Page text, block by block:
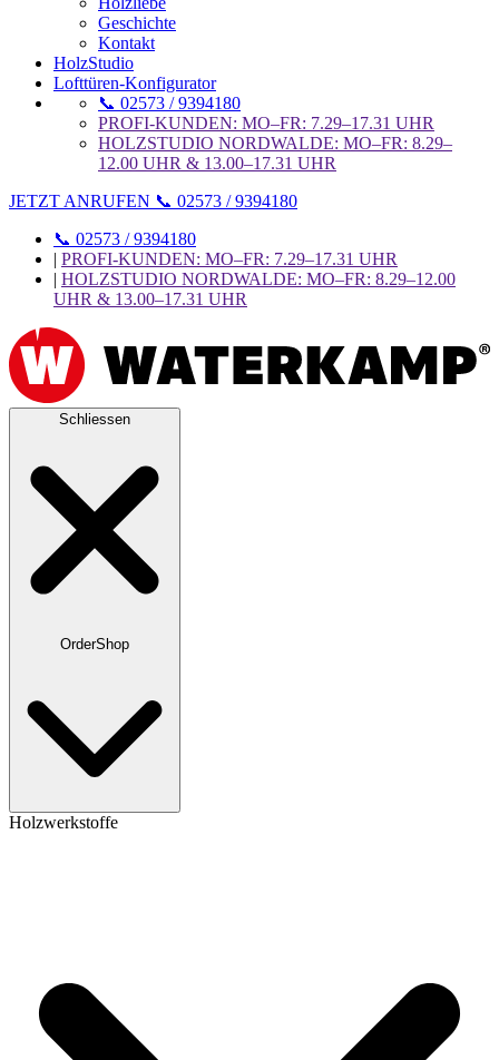
Geschichte
Kontakt
HolzStudio
Lofttüren-Konfigurator
📞 02573 / 9394180
PROFI-KUNDEN: MO–FR: 7.29–17.31 UHR
HOLZSTUDIO NORDWALDE: MO–FR: 8.29–
12.00 UHR & 13.00–17.31 UHR
JETZT ANRUFEN 📞 02573 / 9394180
📞 02573 / 9394180
| PROFI-KUNDEN: MO–FR: 7.29–17.31 UHR
| HOLZSTUDIO NORDWALDE: MO–FR: 8.29–12.00
UHR & 13.00–17.31 UHR
Schliessen
OrderShop
Holzwerkstoffe